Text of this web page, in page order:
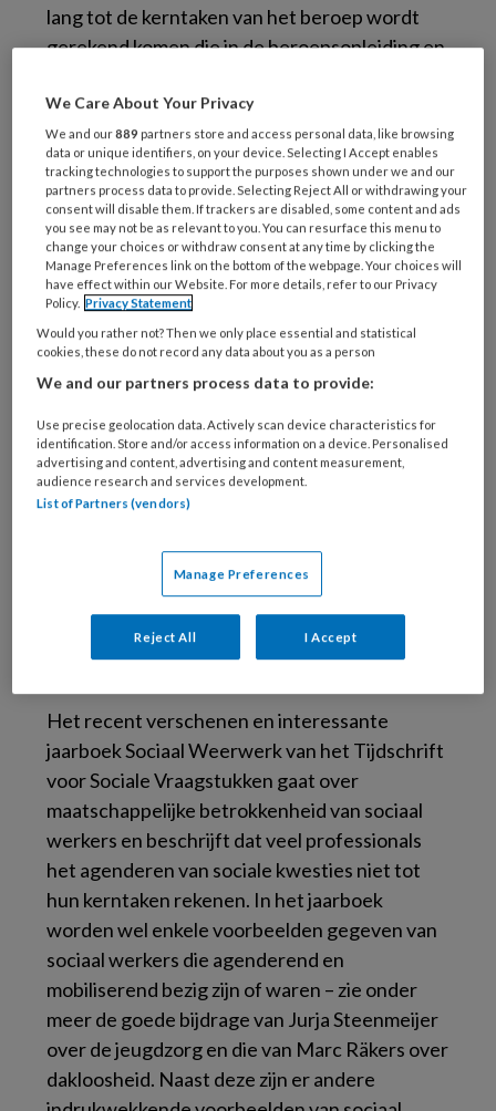
lang tot de kerntaken van het beroep wordt
gerekend komen die in de beroepsopleiding en
En de decentralisaties? Die beoogden de
discretionaire ruimte van sociaal werkers te
bevorderen, ruimte die ook gebruikt had
kunnen worden om meer agenderend en
activistisch te werk te gaan. Dat sociaal
werkers in de wijkteams sinds de
decentralisaties veel dichter bij de
beleidsmakers zitten, was ook te benutten
de decentralisaties brachten doorgaans juist
minder discretionaire ruimte voor de
professional. Er kwam aanzienlijk meer
(administratieve) verantwoordingsplicht en
sociaal werkers werden vaker uitvoerders van
gemeentelijk beleid. Daarbij werden veel van
hen ambtenaar en legden de bijbehorende eed
kritisch te verhouden tot het gemeentelijk
beleid.
Het recent verschenen en interessante
jaarboek Sociaal Weerwerk van het Tijdschrift
voor Sociale Vraagstukken gaat over
maatschappelijke betrokkenheid van sociaal
werkers en beschrijft dat veel professionals
het agenderen van sociale kwesties niet tot
hun kerntaken rekenen. In het jaarboek
worden wel enkele voorbeelden gegeven van
sociaal werkers die agenderend en
mobiliserend bezig zijn of waren – zie onder
meer de goede bijdrage van Jurja Steenmeijer
over de jeugdzorg en die van Marc Räkers over
dakloosheid. Naast deze zijn er andere
We Care About Your Privacy
We and our889 partners store and access personal data, like browsing
data or unique identifiers, on your device. Selecting I Accept enables
tracking technologies to support the purposes shown under we and our
partners process data to provide. Selecting Reject All or withdrawing your
consent will disable them. If trackers are disabled, some content and ads
you see may not be as relevant to you. You can resurface this menu to
change your choices or withdraw consent at any time by clicking the
Manage Preferences link on the bottom of the webpage. Your choices will
have effect within our Website. For more details, refer to our Privacy
Policy. Privacy Statement
Would you rather not? Then we only place essential and statistical
cookies, these do not record any data about you as a person
We and our partners process data to provide:
Use precise geolocation data. Actively scan device characteristics for
identification. Store and/or access information on a device. Personalised
advertising and content, advertising and content measurement,
audience research and services development.
List of Partners (vendors)
Manage Preferences
Reject All I Accept